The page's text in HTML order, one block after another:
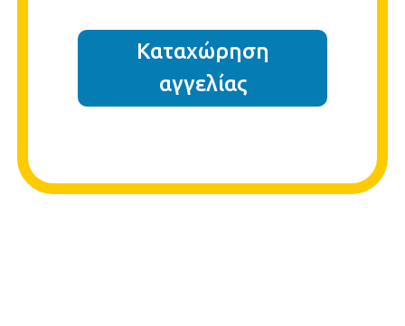
Καταχώρηση
αγγελίας